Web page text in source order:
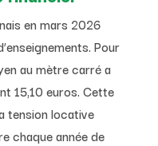
en mars 2026
Pour
au mètre carré a
15,10 euros. Cette
tension locative
chaque année de